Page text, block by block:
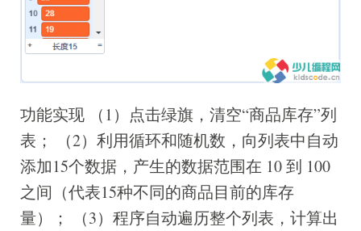
功能实现 （1）点击绿旗，清空“商品库存”列
表； （2）利用循环和随机数，向列表中自动
添加15个数据，产生的数据范围在 10 到 100
之间（代表15种不同的商品目前的库存
量）； （3）程序自动遍历整个列表，计算出